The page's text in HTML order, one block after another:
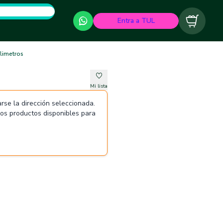
Entra a TUL Carrito
Mi lista
la dirección seleccionada.
productos disponibles para